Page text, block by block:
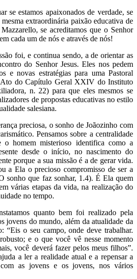
se estamos apaixonados de verdade, se
extraordinária paixão educativa de
se acreditamos que o Senhor
cada um de nós e através de nós!
foi, e continua sendo, a de orientar as
do Senhor Jesus. Eles nos pedem
e novas estratégias para uma Pastoral
Ato do Capítulo Geral XXIV do Instituto
n. 22) para que eles mesmos se
de propostas educativas no estilo
salesiana.
preciosa, o sonho de Joãozinho com
Pensamos sobre a centralidade
homem misterioso identifica como a
desde o início, no nascimento do
porque a sua missão é a de gerar vida.
a Ela o precioso compromisso de ser a
sonho que faz sonhar, 1.4). É Ela quem
várias etapas da vida, na realização do
no tempo.
quanto bem foi realizado pela
jovens do mundo, além da atualidade da
“Eis o seu campo, onde deve trabalhar.
e o que você vê nesse momento
você deverá fazer pelos meus filhos”.
a ler a realidade atual e a repensar a
as jovens e os jovens, nos vários